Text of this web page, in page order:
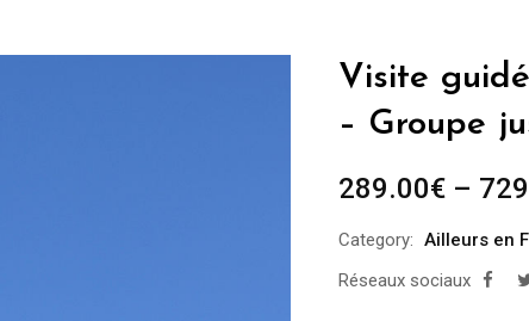
Visite
– Groupe
289.00€ –
Category: Ailleurs en
Réseaux sociaux